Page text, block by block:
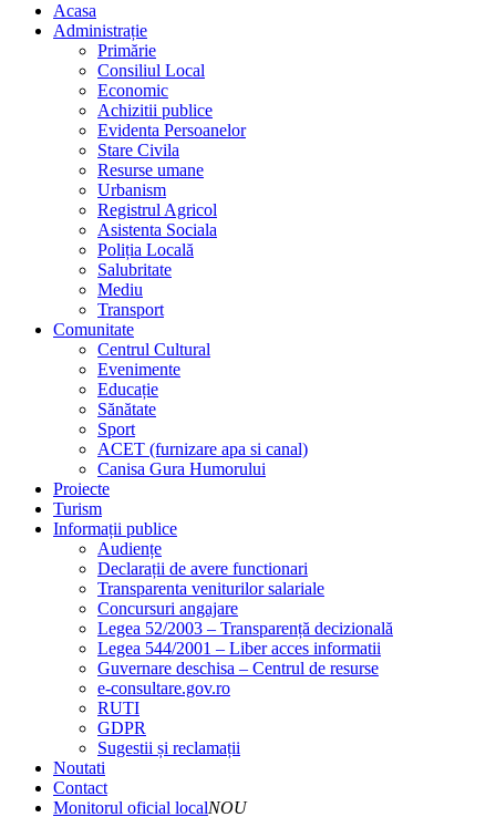
Acasa
Administrație
Primărie
Consiliul Local
Economic
Achizitii publice
Evidenta Persoanelor
Stare Civila
Resurse umane
Urbanism
Registrul Agricol
Asistenta Sociala
Poliția Locală
Salubritate
Mediu
Transport
Comunitate
Centrul Cultural
Evenimente
Educație
Sănătate
Sport
ACET (furnizare apa si canal)
Canisa Gura Humorului
Proiecte
Turism
Informații publice
Audiențe
Declarații de avere functionari
Transparenta veniturilor salariale
Concursuri angajare
Legea 52/2003 – Transparență decizională
Legea 544/2001 – Liber acces informatii
Guvernare deschisa – Centrul de resurse
e-consultare.gov.ro
RUTI
GDPR
Sugestii și reclamații
Noutati
Contact
Monitorul oficial localNOU